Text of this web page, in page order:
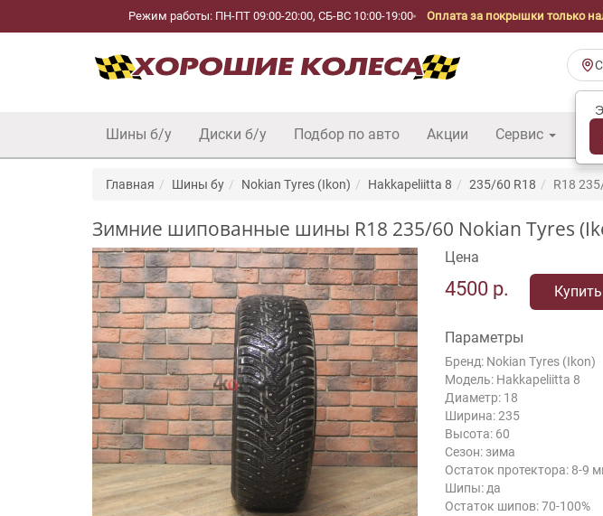
Режим работы: ПН-ПТ 09:00-20:00, СБ-ВС 10:00-19:00 Оплата за покрышки только
Шины б/у Диски б/у Подбор по авто Акции Сервис
Главная Шины бу Nokian Tyres (Ikon) Hakkapeliitta 8 235/60 R18 R18
Зимние шипованные шины R18 235/60 Nokian Tyres
Цена
4500 р. Купить
Параметры
Бренд: Nokian Tyres (Ikon)
Модель: Hakkapeliitta 8
Диаметр: 18
Ширина: 235
Высота: 60
Сезон: зима
Остаток протектора: 8-9
Шипы: да
Остаток шипов: 70-100%